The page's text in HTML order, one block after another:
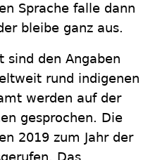
Sprache falle dann
bleibe ganz aus.
sind den Angaben
rund indigenen
werden auf der
gesprochen. Die
2019 zum Jahr der
Das